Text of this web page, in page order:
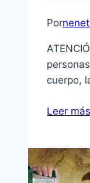
Por
cuerpo,
Leer más